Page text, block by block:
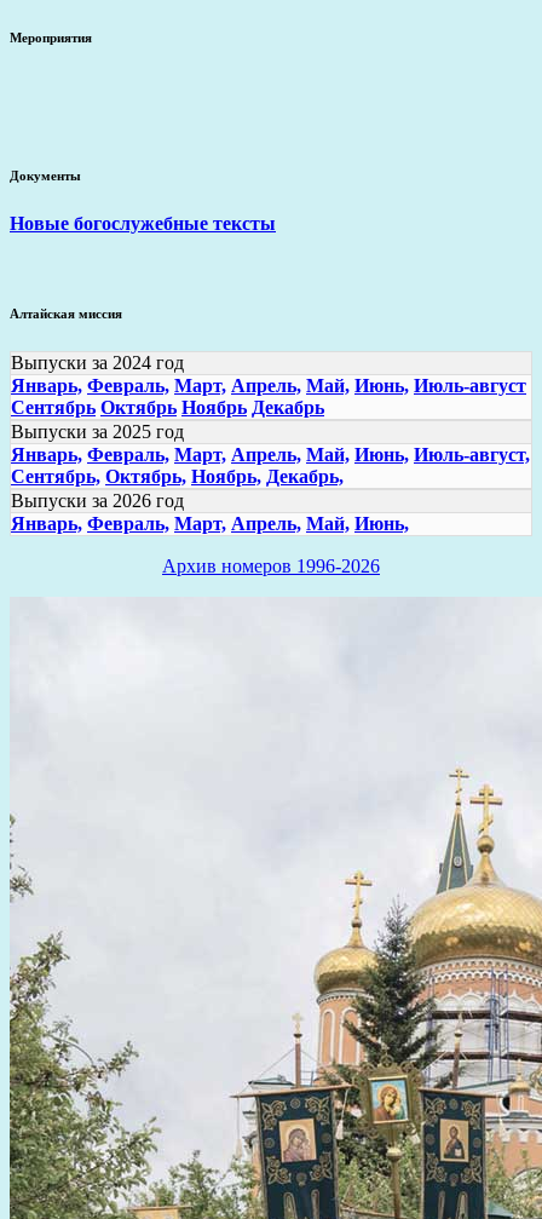
Мероприятия
Документы
Новые богослужебные тексты
Алтайская миссия
Выпуски за 2024 год
Январь, Февраль, Март, Апрель, Май, Июнь, Июль-август
Сентябрь Октябрь Ноябрь Декабрь
Выпуски за 2025 год
Январь, Февраль, Март, Апрель, Май, Июнь, Июль-август,
Сентябрь, Октябрь, Ноябрь, Декабрь,
Выпуски за 2026 год
Январь, Февраль, Март, Апрель, Май, Июнь,
Архив номеров 1996-2026